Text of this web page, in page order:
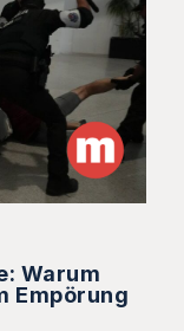
Warum
Empörung